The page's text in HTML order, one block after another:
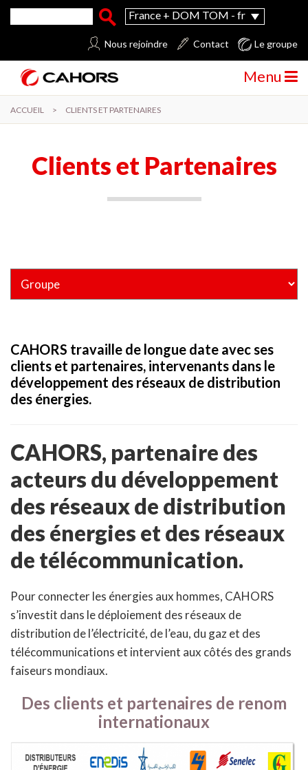
Aller au contenu principal
Formulaire de recherche
Rechercher
France + DOM TOM - fr
Le groupe
Contact
Nous rejoindre
Menu
ACCUEIL > CLIENTS ET PARTENAIRES
Clients et Partenaires
CAHORS travaille de longue date avec ses
clients et partenaires, intervenants dans le
développement des réseaux de distribution
des énergies.
CAHORS, partenaire des
acteurs du développement
des réseaux de distribution
des énergies et des réseaux
de télécommunication.
Pour connecter les énergies aux hommes, CAHORS
s’investit dans le déploiement des réseaux de
distribution de l’électricité, de l’eau, du gaz et des
télécommunications et intervient aux côtés des grands
faiseurs mondiaux.
Des clients et partenaires de renom
internationaux